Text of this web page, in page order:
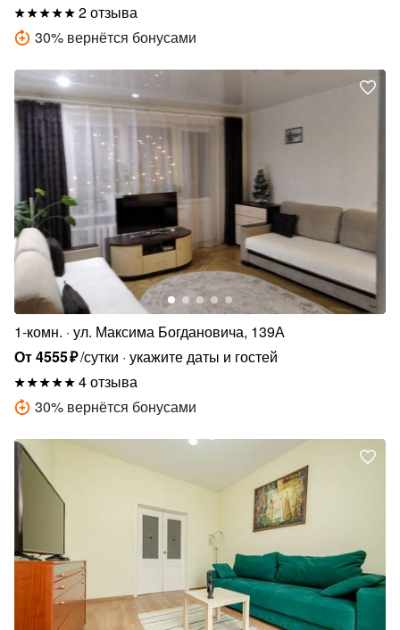
2 отзыва
30% вернётся бонусами
1-комн. ул. Максима Богдановича, 139А
От4555₽/сутки укажите даты и гостей
4 отзыва
30% вернётся бонусами